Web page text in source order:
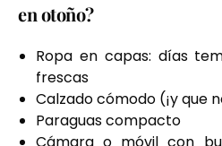
en otoño?
Ropa en capas: días
frescas
Calzado cómodo (¡y que
Paraguas compacto